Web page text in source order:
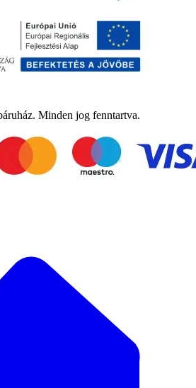
Minden jog fenntartva.